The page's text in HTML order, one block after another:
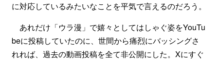
に対応しているみたいなことを平気で言えるのだろう。
あれだけ「ウラ漫」で嬉々としてはしゃぐ姿をYouTu
beに投稿していたのに、世間から痛烈にバッシングさ
れれば、過去の動画投稿を全て非公開にした。Xにすぐ